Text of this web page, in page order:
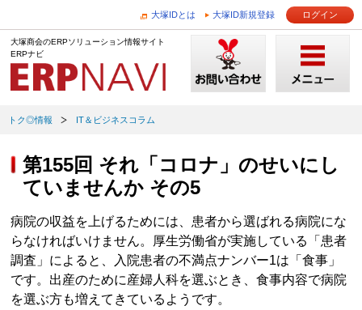
大塚IDとは 大塚ID新規登録 ログイン
大塚商会のERPソリューション情報サイト
ERPナビ
トク◎情報 IT＆ビジネスコラム
第155回 それ「コロナ」のせいにし
ていませんか その5
病院の収益を上げるためには、患者から選ばれる病院にな
らなければいけません。厚生労働省が実施している「患者
調査」によると、入院患者の不満点ナンバー1は「食事」
です。出産のために産婦人科を選ぶとき、食事内容で病院
を選ぶ方も増えてきているようです。